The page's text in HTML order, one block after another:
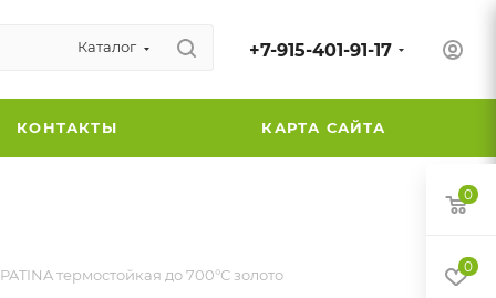
Каталог +7-915-401-91-17
КОНТАКТЫ КАРТА САЙТА
термостойкая до 700°С золото
0
0